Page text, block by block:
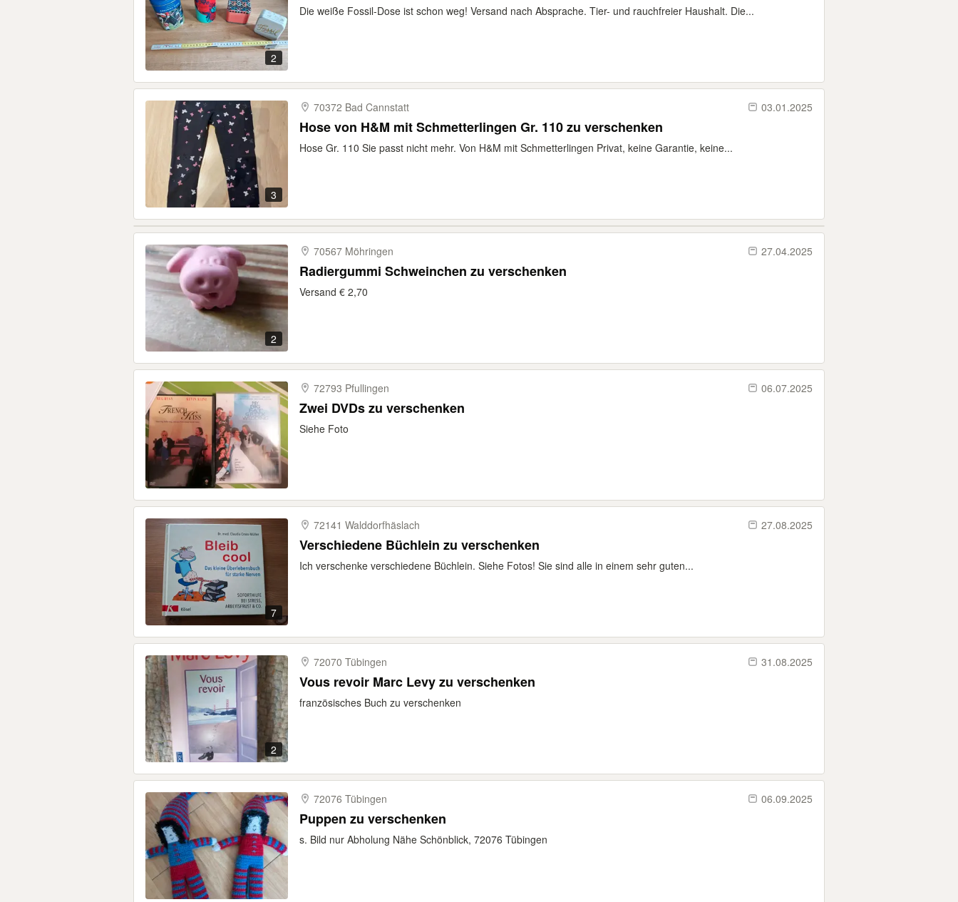
2
Die weiße Fossil-Dose ist schon weg! Versand nach Absprache. Tier- und rauchfreier Haushalt. Die...
3
70372 Bad Cannstatt 03.01.2025
Hose von H&M mit Schmetterlingen Gr. 110 zu verschenken
Hose Gr. 110 Sie passt nicht mehr. Von H&M mit Schmetterlingen Privat, keine Garantie, keine...
2
70567 Möhringen 27.04.2025
Radiergummi Schweinchen zu verschenken
Versand € 2,70
72793 Pfullingen 06.07.2025
Zwei DVDs zu verschenken
Siehe Foto
7
72141 Walddorfhäslach 27.08.2025
Verschiedene Büchlein zu verschenken
Ich verschenke verschiedene Büchlein. Siehe Fotos! Sie sind alle in einem sehr guten...
2
72070 Tübingen 31.08.2025
Vous revoir Marc Levy zu verschenken
französisches Buch zu verschenken
72076 Tübingen 06.09.2025
Puppen zu verschenken
s. Bild nur Abholung Nähe Schönblick, 72076 Tübingen